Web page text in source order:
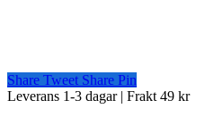
Share Tweet Share Pin
Close
Leverans 1-3 dagar | Frakt 49 kr